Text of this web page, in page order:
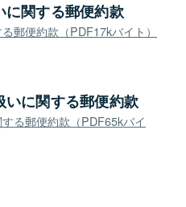
に関する郵便約款
郵便約款（PDF17kバイト）
に関する郵便約款
る郵便約款（PDF65kバイ